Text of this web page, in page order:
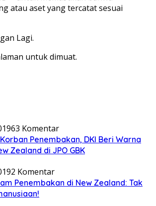
atau aset yang tercatat sesuai
Lagi.
untuk dimuat.
63 Komentar
Penembakan, DKI Beri Warna
Zealand di JPO GBK
2 Komentar
Penembakan di New Zealand: Tak